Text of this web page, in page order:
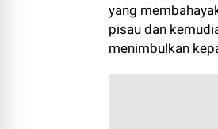
yang
pisau dan
menimbulkan